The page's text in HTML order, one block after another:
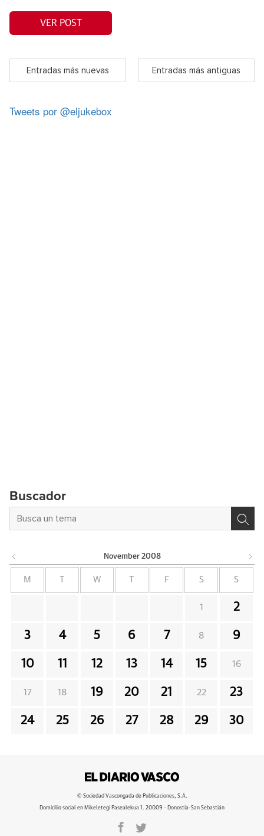
VER POST
Entradas más nuevas Entradas más antiguas
Tweets por @eljukebox
Buscador
November 2008
M W F S S
1 2
3 4 5 6 7 8 9
10 11 12 13 14 15 16
17 18 19 20 21 22 23
24 25 26 27 28 29 30
© Sociedad Vascongada de Publicaciones, S.A.
Domicilio social en Mikeletegi Pasealekua 1. 20009 - Donostia-San Sebastián